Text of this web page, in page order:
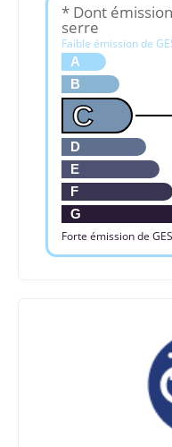
* Dont
serre
Faible émission de
A
B
C
D
E
F
G
Forte émission de GES